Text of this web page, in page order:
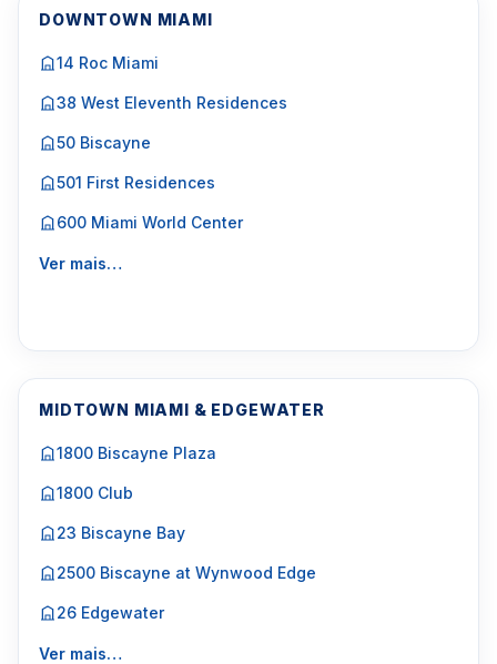
DOWNTOWN MIAMI
14 Roc Miami
38 West Eleventh Residences
50 Biscayne
501 First Residences
600 Miami World Center
Ver mais…
MIDTOWN MIAMI & EDGEWATER
1800 Biscayne Plaza
1800 Club
23 Biscayne Bay
2500 Biscayne at Wynwood Edge
26 Edgewater
Ver mais…